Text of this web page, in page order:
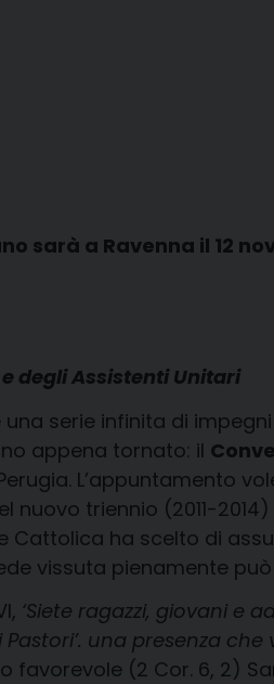
sarà a Ravenna il 12
degli Assistenti Unitari
serie infinita di
appena tornato: il
L’appuntamento
triennio (2011-
Cattolica ha scelto di
vissuta pienamente
‘Siete ragazzi, giovani e
una presenza
(2 Cor. 6, 2)